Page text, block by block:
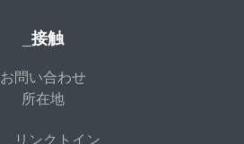
_接触
お問い合わせ
所在地
リンクトイン